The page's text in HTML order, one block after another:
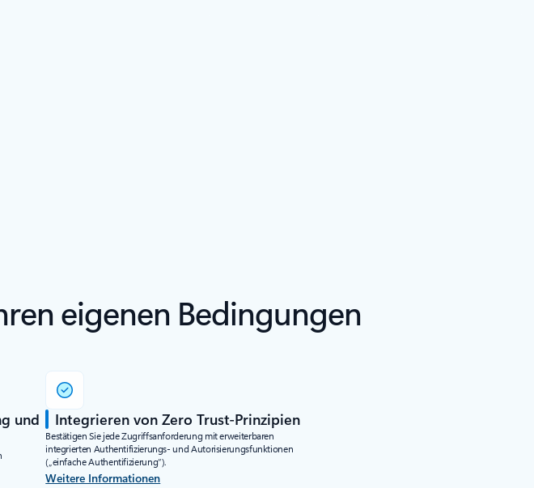
eigenen Bedingungen
und
Integrieren von Zero Trust-Prinzipien
Bestätigen Sie jede Zugriffsanforderung mit erweiterbaren
integrierten Authentifizierungs- und Autorisierungsfunktionen
(„einfache Authentifizierung“).
Weitere Informationen